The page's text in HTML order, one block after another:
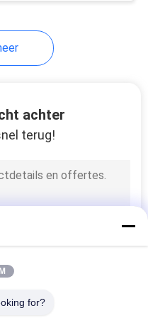
achter
terug!
for?